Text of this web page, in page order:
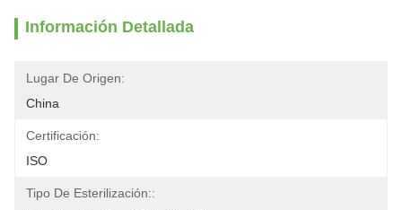
Información Detallada
Lugar De Origen:
China
Certificación:
ISO
Tipo De Esterilización::